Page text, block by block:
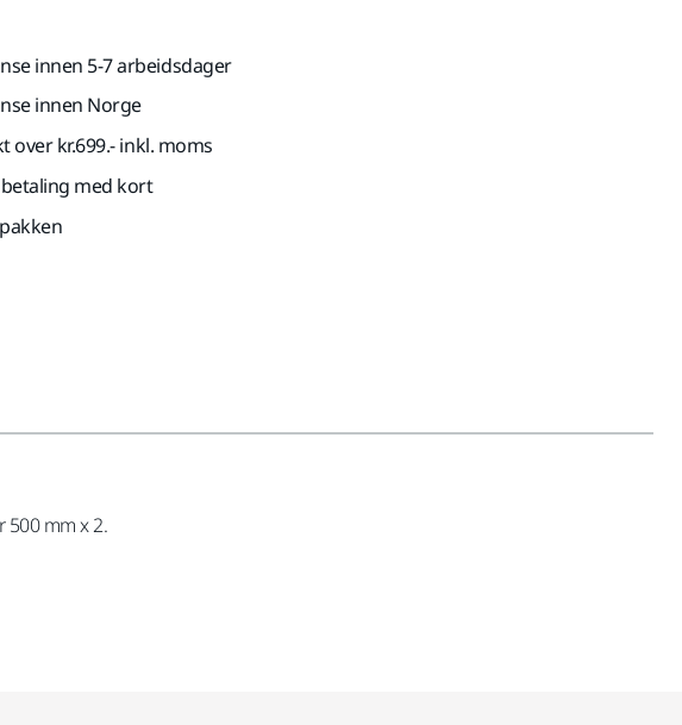
innen 5-7 arbeidsdager
innen Norge
over kr.699.- inkl. moms
med kort
mm x 2.